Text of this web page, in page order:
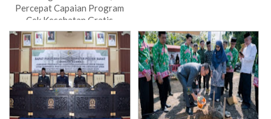
Percepat Capaian Program
Cek Kesehatan Gratis